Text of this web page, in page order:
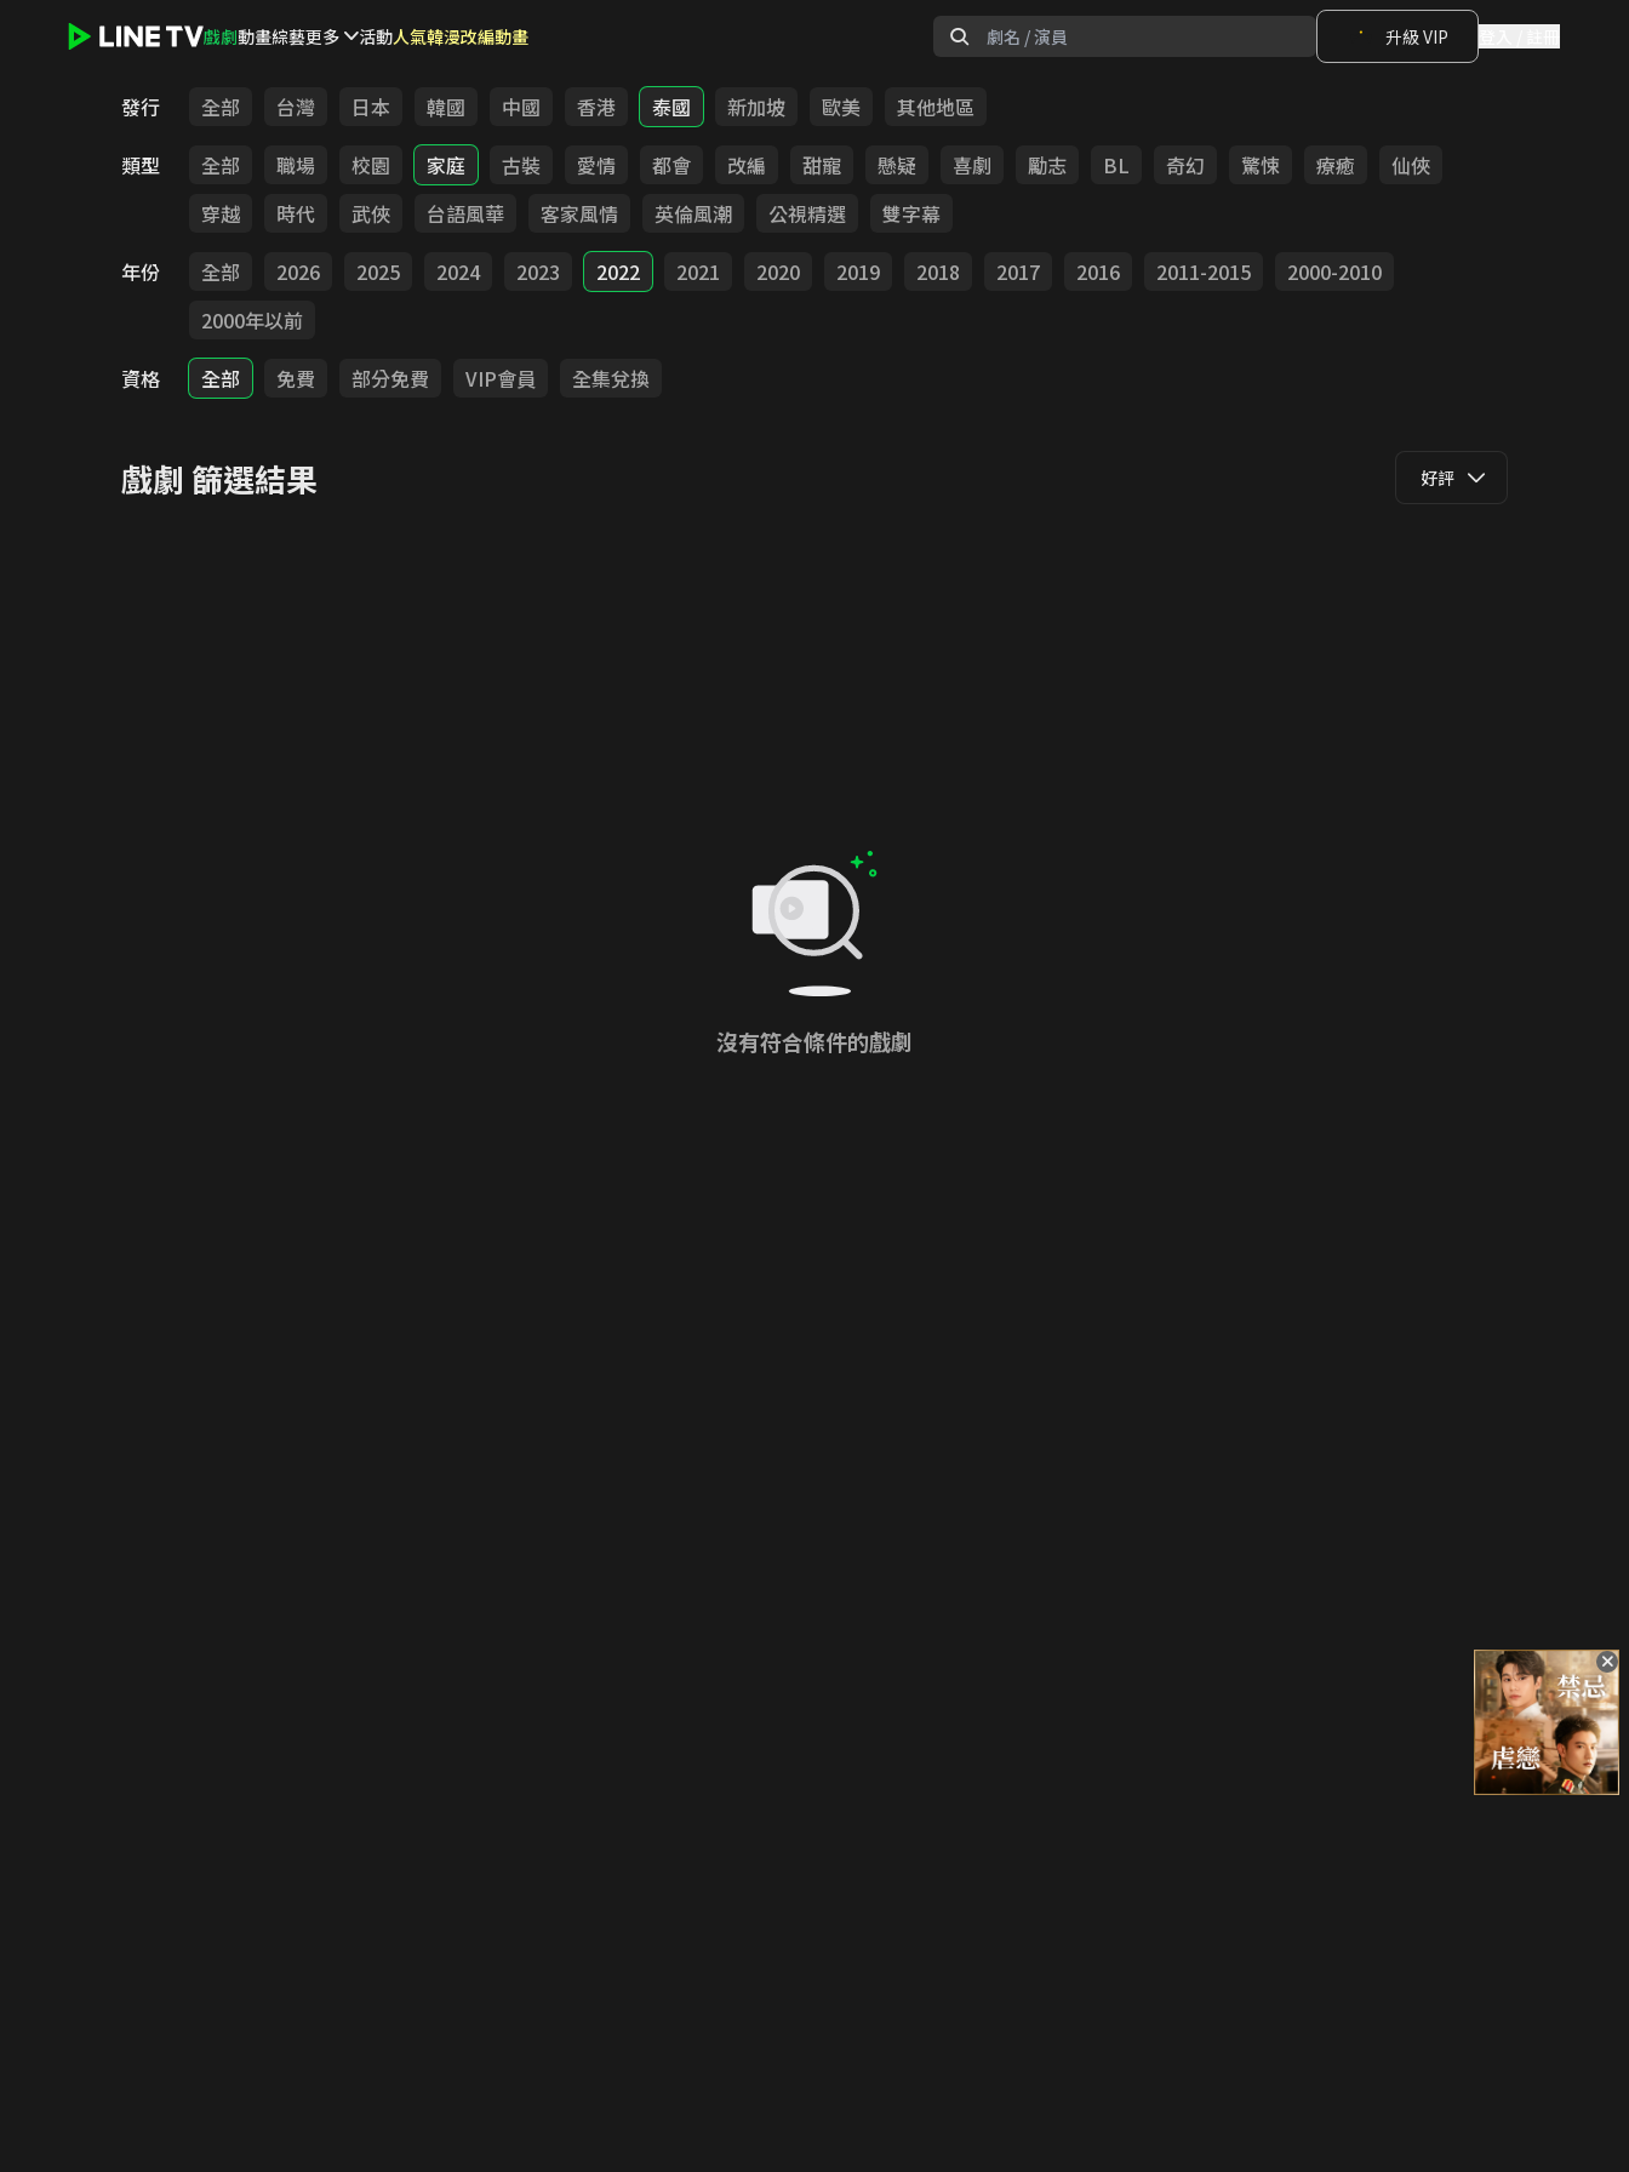
戲劇動畫綜藝更多 活動人氣韓漫改編動畫 升級 VIP
發行 全部 台灣 日本 韓國 中國 香港 泰國 新加坡 歐美
其他地區
類型
全部 職場 校園 家庭 古裝 愛情 都會 改編 甜寵 懸疑 喜劇 勵志 BL 奇幻 驚悚 療癒
仙俠
穿越
時代 武俠 台語風華 客家風情 英倫風潮 公視精選
雙字幕
年份
全部 2026 2025 2024 2023 2022 2021 2020 2019 2018 2017 2016 2011-2015
2000-2010
2000年以前
資格
全部 免費 部分免費 VIP會員 全集兌換
戲劇 篩選結果 好評
沒有符合條件的戲劇